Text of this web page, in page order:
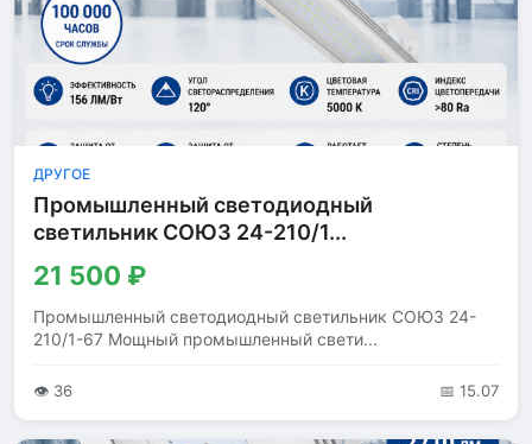
ДРУГОЕ
Промышленный светодиодный
светильник СОЮЗ 24-210/1...
21 500 ₽
Промышленный светодиодный светильник СОЮЗ 24-
210/1-67 Мощный промышленный свети...
👁 36 📅 15.07